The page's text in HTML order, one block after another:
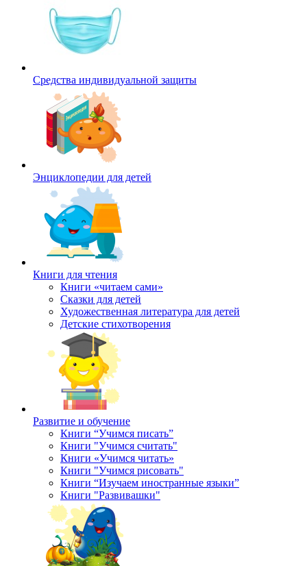
Средства индивидуальной защиты
Энциклопедии для детей
Книги для чтения
Книги «читаем сами»
Сказки для детей
Художественная литература для детей
Детские стихотворения
Развитие и обучение
Книги “Учимся писать”
Книги "Учимся считать"
Книги «Учимся читать»
Книги "Учимся рисовать"
Книги “Изучаем иностранные языки”
Книги "Развивашки"